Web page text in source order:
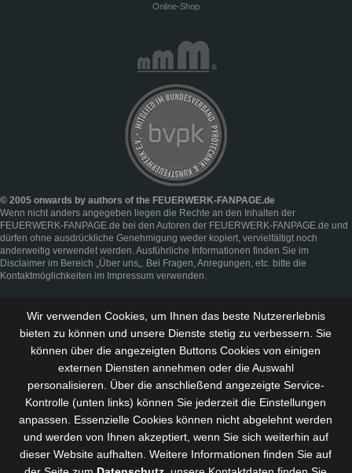
Online-Shop
© 2005 onwards by authors of the FEUERWERK-FANPAGE.de
Wenn nicht anders angegeben liegen die Rechte an den Inhalten der
FEUERWERK-FANPAGE.de bei den Autoren der FEUERWERK-FANPAGE.de und
dürfen ohne ausdrückliche Genehmigung weder kopiert, vervielfältigt noch
anderweitig verwendet werden. Ausführliche Informationen finden Sie im
Disclaimer im Bereich „Über uns„. Bei Fragen, Anregungen, etc. bitte die
Kontaktmöglichkeiten im Impressum verwenden.
Wir verwenden Cookies, um Ihnen das beste Nutzererlebnis
bieten zu können und unsere Dienste stetig zu verbessern . Sie
können über die angezeigten Buttons Cookies von einigen
externen Diensten annehmen oder die Auswahl
personalisieren. Über die anschließend angezeigte Service-
Kontrolle (unten links) können Sie jederzeit die Einstellungen
anpassen. Essenzielle Cookies können nicht abgelehnt werden
und werden von Ihnen akzeptiert, wenn Sie sich weiterhin auf
dieser Website aufhalten. Weitere Informationen finden Sie auf